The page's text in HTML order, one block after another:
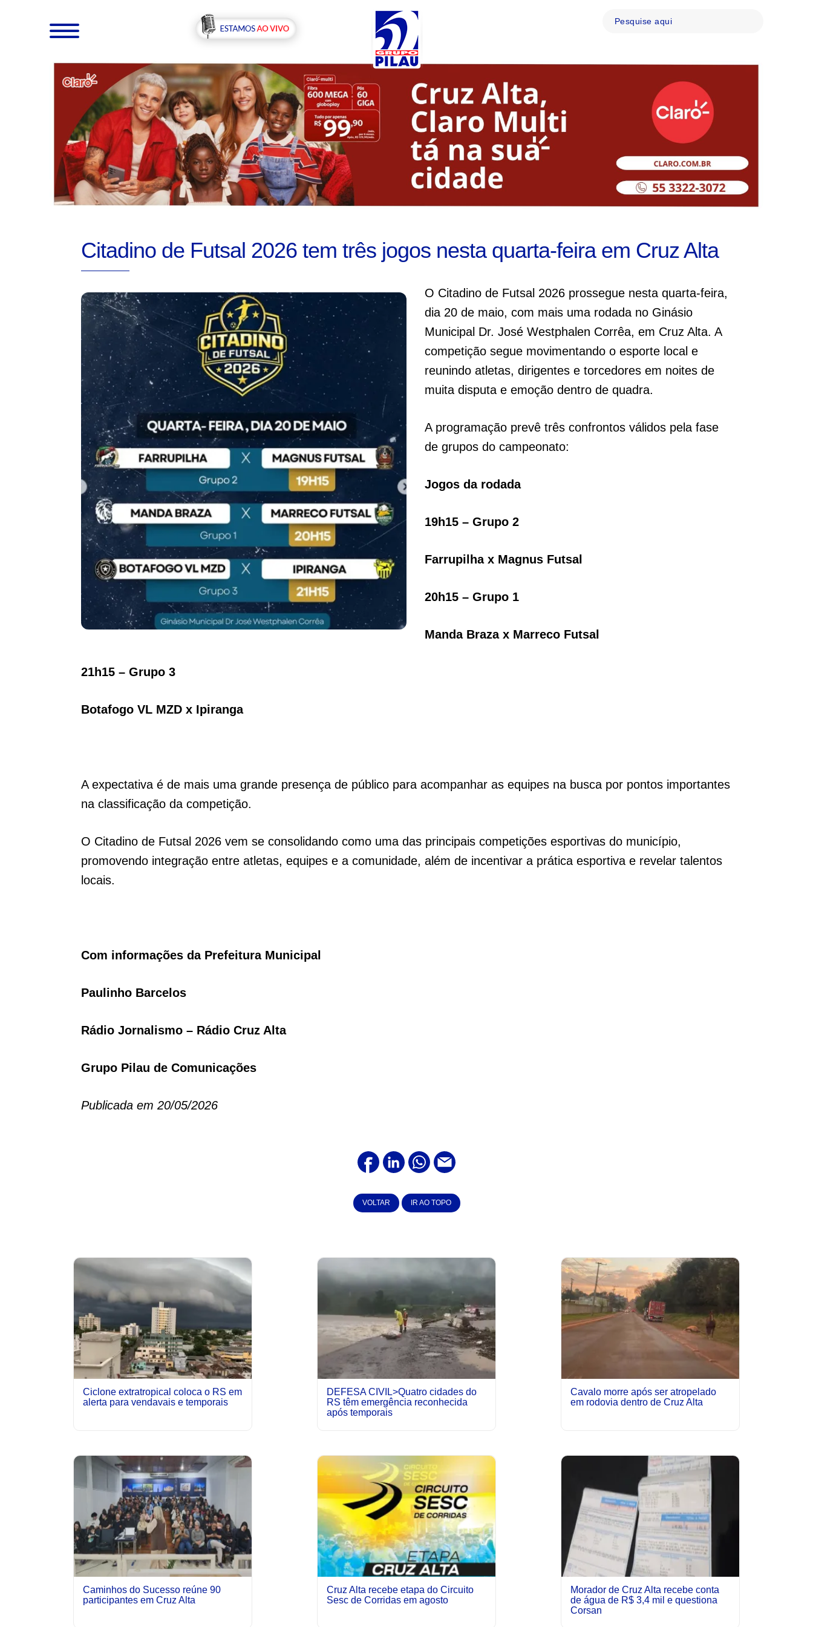
Citadino de Futsal 2026 tem três jogos nesta quarta-feira em Cruz Alta
O Citadino de Futsal 2026 prossegue nesta quarta-feira,
dia 20 de maio, com mais uma rodada no Ginásio
Municipal Dr. José Westphalen Corrêa, em Cruz Alta. A
competição segue movimentando o esporte local e
reunindo atletas, dirigentes e torcedores em noites de
muita disputa e emoção dentro de quadra.
A programação prevê três confrontos válidos pela fase
de grupos do campeonato:
Jogos da rodada
19h15 – Grupo 2
Farrupilha x Magnus Futsal
20h15 – Grupo 1
Manda Braza x Marreco Futsal
21h15 – Grupo 3
Botafogo VL MZD x Ipiranga
A expectativa é de mais uma grande presença de público para acompanhar as equipes na busca por pontos importantes
na classificação da competição.
O Citadino de Futsal 2026 vem se consolidando como uma das principais competições esportivas do município,
promovendo integração entre atletas, equipes e a comunidade, além de incentivar a prática esportiva e revelar talentos
locais.
Com informações da Prefeitura Municipal
Paulinho Barcelos
Rádio Jornalismo – Rádio Cruz Alta
Grupo Pilau de Comunicações
Publicada em 20/05/2026
VOLTAR IR AO TOPO
Ciclone extratropical coloca o RS em
alerta para vendavais e temporais
DEFESA CIVIL>Quatro cidades do
RS têm emergência reconhecida
após temporais
Cavalo morre após ser atropelado
em rodovia dentro de Cruz Alta
Caminhos do Sucesso reúne 90
participantes em Cruz Alta
Cruz Alta recebe etapa do Circuito
Sesc de Corridas em agosto
Morador de Cruz Alta recebe conta
de água de R$ 3,4 mil e questiona
Corsan